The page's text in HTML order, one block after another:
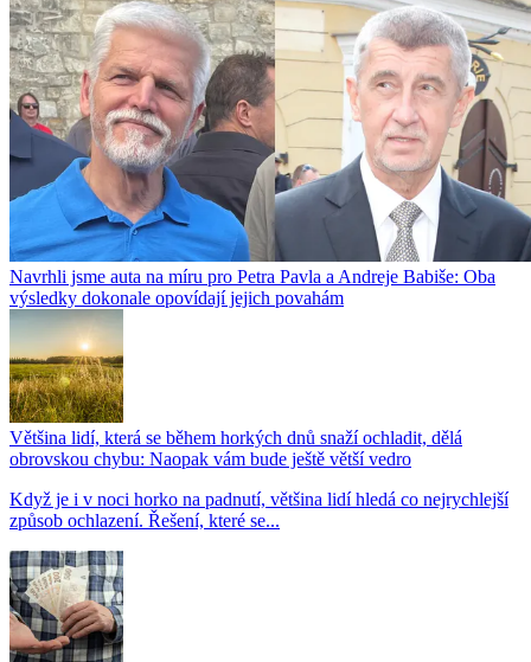
Navrhli jsme auta na míru pro Petra Pavla a Andreje Babiše: Oba
výsledky dokonale opovídají jejich povahám
Většina lidí, která se během horkých dnů snaží ochladit, dělá
obrovskou chybu: Naopak vám bude ještě větší vedro
Když je i v noci horko na padnutí, většina lidí hledá co nejrychlejší
způsob ochlazení. Řešení, které se...